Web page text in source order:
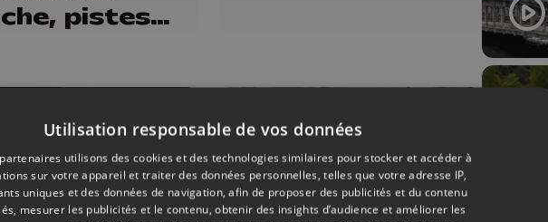
pistes
Utilisation responsable de vos données
utilisons des cookies et des technologies similaires pour stocker et accéder à
sur votre appareil et traiter des données personnelles, telles que votre adresse IP,
uniques et des données de navigation, afin de proposer des publicités et du contenu
mesurer les publicités et le contenu, obtenir des insights d’audience et améliorer les